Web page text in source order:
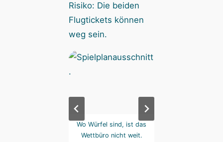
Risiko: Die beiden
Flugtickets können
weg sein.
Wo Würfel sind, ist das
Wettbüro nicht weit.